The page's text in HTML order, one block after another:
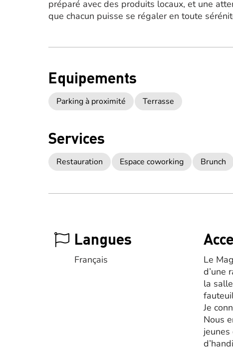
préparé avec des produits locaux, et une
que chacun puisse se régaler en toute
Equipements
Parking à proximité Terrasse
Services
Restauration Espace coworking Brunch
Langues
Français
Le
d’une
la
Je
Nous